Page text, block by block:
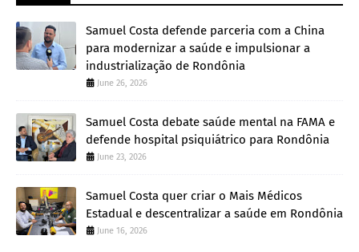
Samuel Costa defende parceria com a China
para modernizar a saúde e impulsionar a
industrialização de Rondônia
June 26, 2026
Samuel Costa debate saúde mental na FAMA e
defende hospital psiquiátrico para Rondônia
June 23, 2026
Samuel Costa quer criar o Mais Médicos
Estadual e descentralizar a saúde em Rondônia
June 16, 2026